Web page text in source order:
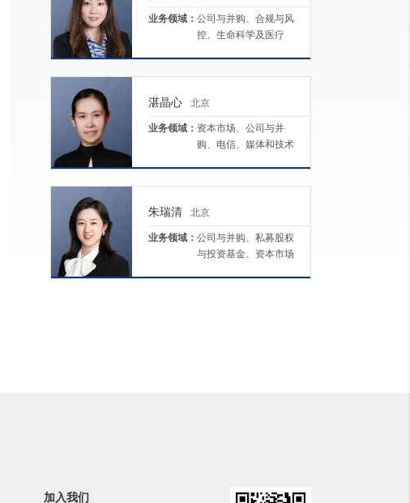
业务领域： 公司与并购、合规与风
控、生命科学及医疗
湛晶心 北京
业务领域： 资本市场、公司与并
购、电信、媒体和技术
朱瑞清 北京
业务领域： 公司与并购、私募股权
与投资基金、资本市场
加入我们